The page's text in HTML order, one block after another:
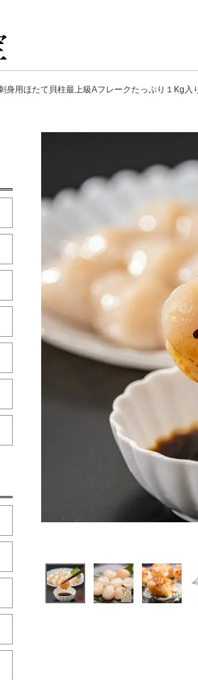
身用ほたて貝柱最上級Aフレークたっぷり１Kg入